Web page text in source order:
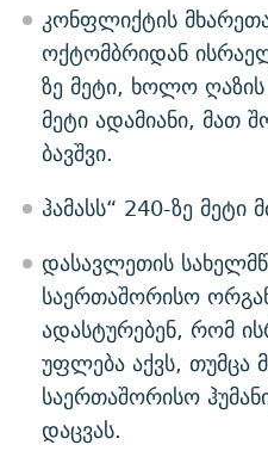
კონფლიქტის
ოქტომბრიდან
ზე მეტი, ხოლო
მეტი ადამიანი, მათ
ბავშვი.
ჰამასს“ 240-ზე მეტი
დასავლეთის
საერთაშორისო
ადასტურებენ, რომ
უფლება აქვს, თუმცა
საერთაშორისო
დაცვას.